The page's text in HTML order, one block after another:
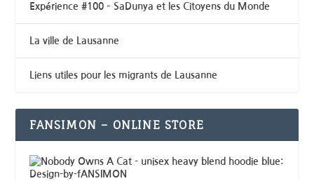
Expérience #100 – SaDunya et les Citoyens du Monde
La ville de Lausanne
Liens utiles pour les migrants de Lausanne
FANSIMON – ONLINE STORE